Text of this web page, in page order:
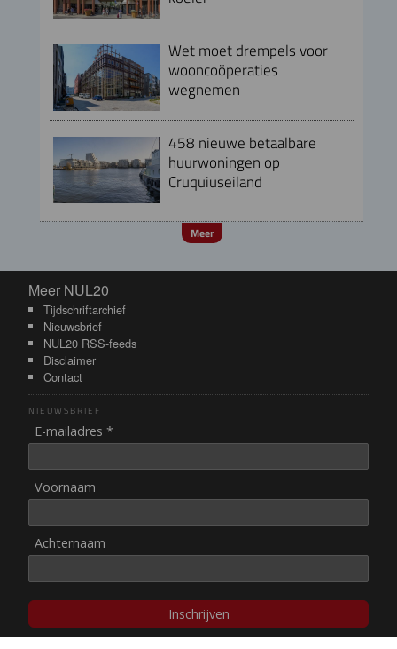
Wet moet drempels voor
wooncoöperaties
wegnemen
458 nieuwe betaalbare
huurwoningen op
Cruquiuseiland
Meer
Meer NUL20
Meer NUL20
Tijdschriftarchief
Nieuwsbrief
NUL20 RSS-feeds
Disclaimer
Contact
NIEUWSBRIEF
E-mailadres *
Voornaam
Achternaam
Inschrijven